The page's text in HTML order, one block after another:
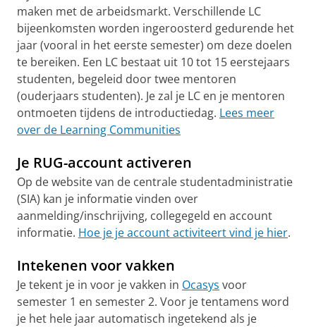
maken met de arbeidsmarkt. Verschillende LC
bijeenkomsten worden ingeroosterd gedurende het
jaar (vooral in het eerste semester) om deze doelen
te bereiken. Een LC bestaat uit 10 tot 15 eerstejaars
studenten, begeleid door twee mentoren
(ouderjaars studenten). Je zal je LC en je mentoren
ontmoeten tijdens de introductiedag. Lees meer
over de Learning Communities
Je RUG-account activeren
Op de website van de centrale studentadministratie
(SIA) kan je informatie vinden over
aanmelding/inschrijving, collegegeld en account
informatie. Hoe je je account activiteert vind je hier.
Intekenen voor vakken
Je tekent je in voor je vakken in Ocasys voor
semester 1 en semester 2. Voor je tentamens word
je het hele jaar automatisch ingetekend als je